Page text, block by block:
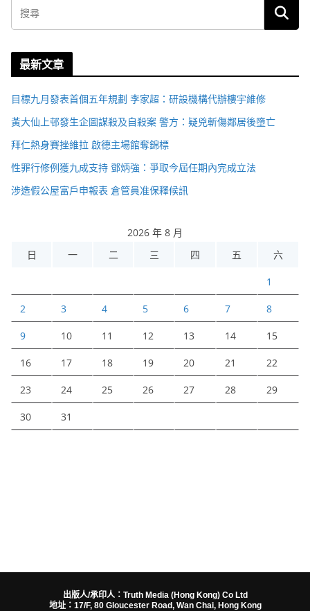
最新文章
目標九月發表首個五年規劃 李家超：研設機構代辦樓宇維修
黃大仙上邨發生企圖謀殺及自殺案 警方：疑兇斬傷鄰居後墮亡
拜仁熱身賽挫維拉 啟德主場館奪錦標
性罪行修例獲九成支持 鄧炳強：爭取今屆任期內完成立法
涉造假公屋富戶申報表 倉管員准保釋候訊
2026 年 8 月
日
一 二 三 四 五 六
1
2 3 4 5 6 7 8
9 10 11 12 13 14 15
16 17 18 19 20 21 22
23 24 25 26 27 28 29
30 31
出版人/承印人：Truth Media (Hong Kong) Co Ltd
地址：17/F, 80 Gloucester Road, Wan Chai, Hong Kong